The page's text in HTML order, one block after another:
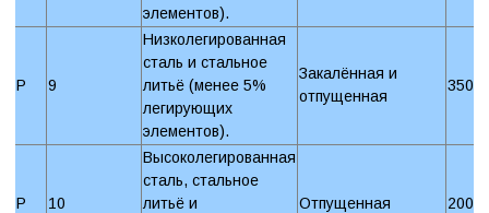
элементов).
P 9
Низколегированная
сталь и стальное
литьё (менее 5%
легирующих
элементов).
Закалённая и
отпущенная
350
P 10
Высоколегированная
сталь, стальное
литьё и
Отпущенная 200